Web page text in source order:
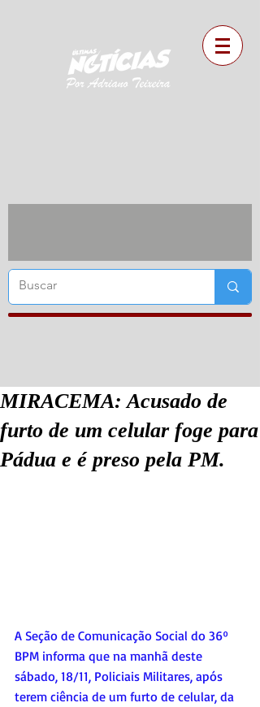
MIRACEMA: Acusado de
furto de um celular foge para
Pádua e é preso pela PM.
A Seção de Comunicação Social do 36º
BPM informa que na manhã deste
sábado, 18/11, Policiais Militares, após
terem ciência de um furto de celular, da